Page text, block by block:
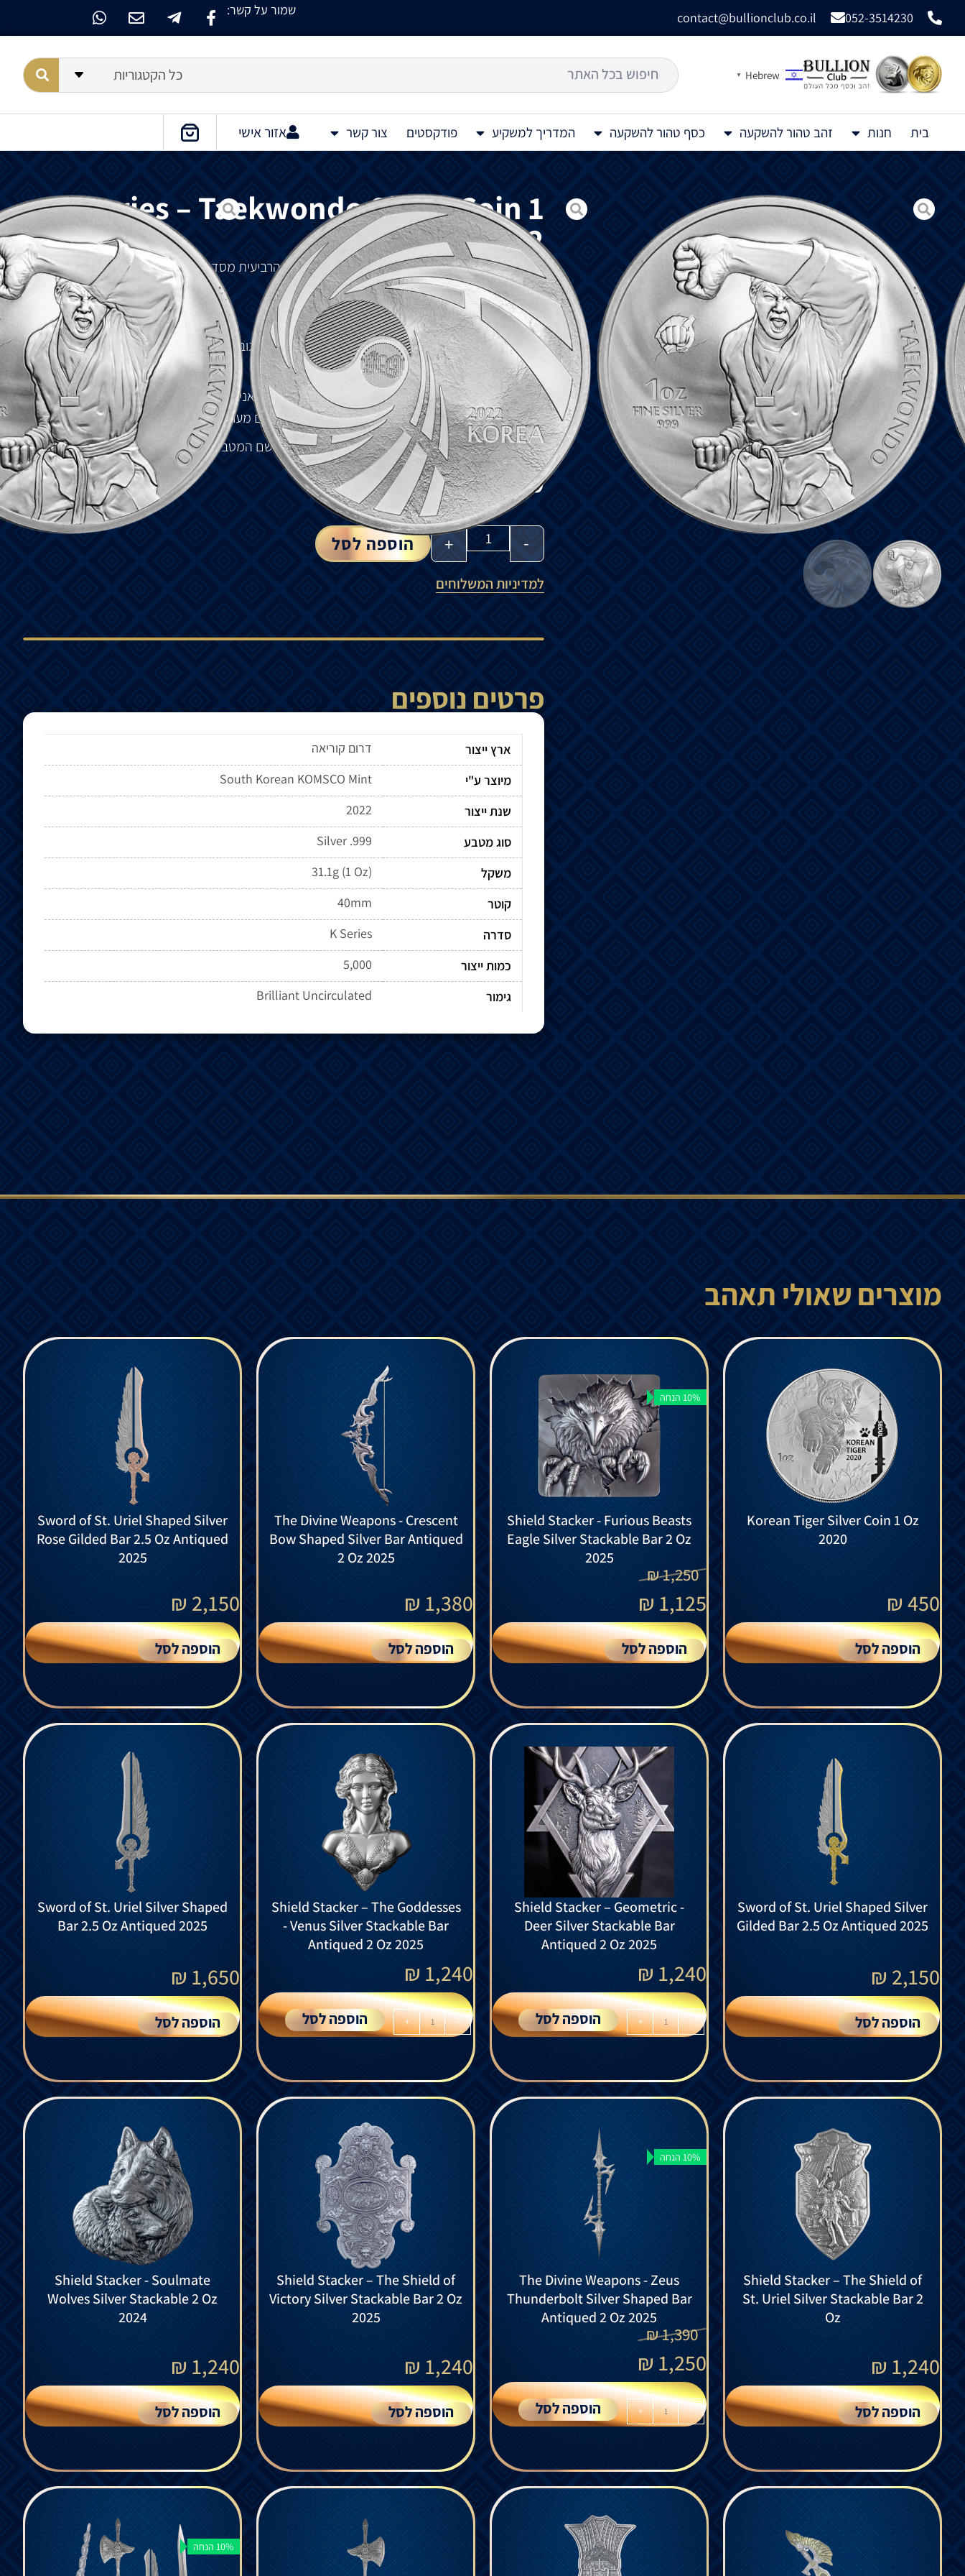
052-3514230
contact@bullionclub.co.il שמור על קשר:
Hebrew
▼ כל הקטגוריות
בית חנות זהב טהור להשקעה כסף טהור להשקעה המדריך למשקיע פודקסטים צור קשר אזור אישי
K Series – Taekwondo Silver Coin 1
Oz 2022
מטבעכסףTaekwondo 1 Oz 2022 הואהמהדורההרביעיתמסדרתK-Series המוקדשת
לתרבות
ולהיסטוריהשלדרוםקוריאה.
במהדורה זואמןלחימהטאקוונדו.
טאקוונדוהואאומנותלחימהקוריאנית,בדגשעלבעיטות בגובה הראש בעיטותקפיצה וספינינגוטכניקות
בעיטהמהירות.
חזית המטבע מציג את רעיוןהיקום המכונהבתרבותהקוריאנית טאג' מציג את יאנג
למעלהוייןלמטה,יין ויאנגמסמליםכוחותמנוגדים שיוצרים מערכתהדדית של הרמוניה ביקום.
גבהמטבעמציגאמן לחימה טאקוונדו.בצדימיןמופיעשם המטבע: ”TAEKWONDO”.
440
₪
-
+ הוספה לסל
למדיניות המשלוחים
פרטים נוספים
ארץ ייצור
דרום קוריאה
מיוצר ע"י
South Korean KOMSCO Mint
שנת ייצור
2022
סוג מטבע
Silver .999
משקל
31.1g (1 Oz)
קוטר
40mm
סדרה
K Series
כמות ייצור
5,000
גימור
Brilliant Uncirculated
מוצרים שאולי תאהב
Korean Tiger Silver Coin 1 Oz
2020
450
₪
הוספה לסל
10% הנחה
Shield Stacker - Furious Beasts
Eagle Silver Stackable Bar 2 Oz
2025
1,250
₪
1,125
₪
הוספה לסל
The Divine Weapons - Crescent
Bow Shaped Silver Bar Antiqued
2 Oz 2025
1,380
₪
הוספה לסל
Sword of St. Uriel Shaped Silver
Rose Gilded Bar 2.5 Oz Antiqued
2025
2,150
₪
הוספה לסל
Sword of St. Uriel Shaped Silver
Gilded Bar 2.5 Oz Antiqued 2025
2,150
₪
הוספה לסל
Shield Stacker – Geometric -
Deer Silver Stackable Bar
Antiqued 2 Oz 2025
1,240
₪
-
+ הוספה לסל
Shield Stacker – The Goddesses
- Venus Silver Stackable Bar
Antiqued 2 Oz 2025
1,240
₪
-
+ הוספה לסל
Sword of St. Uriel Silver Shaped
Bar 2.5 Oz Antiqued 2025
1,650
₪
הוספה לסל
Shield Stacker – The Shield of
St. Uriel Silver Stackable Bar 2
Oz
1,240
₪
הוספה לסל
10% הנחה
The Divine Weapons - Zeus
Thunderbolt Silver Shaped Bar
Antiqued 2 Oz 2025
1,390
₪
1,250
₪
-
+ הוספה לסל
Shield Stacker – The Shield of
Victory Silver Stackable Bar 2 Oz
2025
1,240
₪
הוספה לסל
Shield Stacker - Soulmate
Wolves Silver Stackable 2 Oz
2024
1,240
₪
הוספה לסל
10% הנחה